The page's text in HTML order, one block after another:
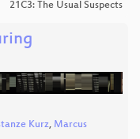
21C3: The Usual Suspects
Kurz, Marcus